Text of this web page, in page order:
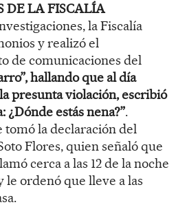
DE LA FISCALÍA
la Fiscalía
y realizó el
de comunicaciones del
hallando que al día
presunta violación, escribió
¿Dónde estás nena?”.
tomó la declaración del
Flores, quien señaló que
cerca a las 12 de la noche
le ordenó que lleve a las